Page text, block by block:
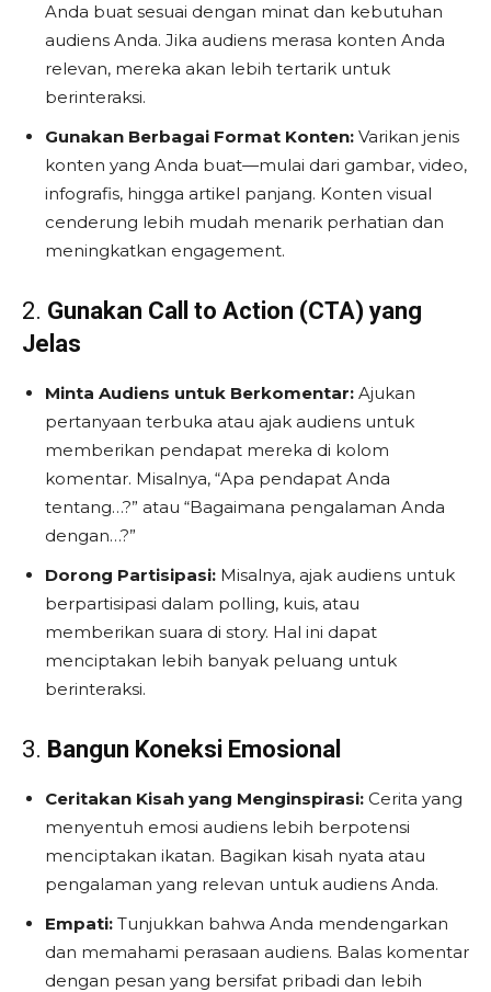
Anda buat sesuai dengan minat dan kebutuhan
audiens Anda. Jika audiens merasa konten Anda
relevan, mereka akan lebih tertarik untuk
berinteraksi.
Gunakan Berbagai Format Konten: Varikan jenis
konten yang Anda buat—mulai dari gambar, video,
infografis, hingga artikel panjang. Konten visual
cenderung lebih mudah menarik perhatian dan
meningkatkan engagement.
2. Gunakan Call to Action (CTA) yang
Jelas
Minta Audiens untuk Berkomentar: Ajukan
pertanyaan terbuka atau ajak audiens untuk
memberikan pendapat mereka di kolom
komentar. Misalnya, “Apa pendapat Anda
tentang…?” atau “Bagaimana pengalaman Anda
dengan…?”
Dorong Partisipasi: Misalnya, ajak audiens untuk
berpartisipasi dalam polling, kuis, atau
memberikan suara di story. Hal ini dapat
menciptakan lebih banyak peluang untuk
berinteraksi.
3. Bangun Koneksi Emosional
Ceritakan Kisah yang Menginspirasi: Cerita yang
menyentuh emosi audiens lebih berpotensi
menciptakan ikatan. Bagikan kisah nyata atau
pengalaman yang relevan untuk audiens Anda.
Empati: Tunjukkan bahwa Anda mendengarkan
dan memahami perasaan audiens. Balas komentar
dengan pesan yang bersifat pribadi dan lebih